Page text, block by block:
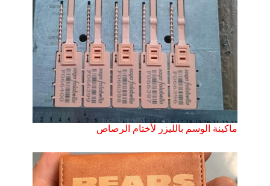
ماكينة الوسم بالليزر لأختام الرصاص